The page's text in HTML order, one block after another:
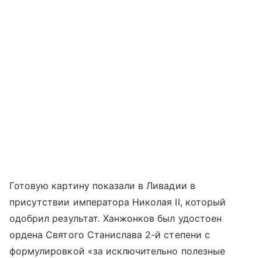
Готовую картину показали в Ливадии в
присутствии императора Николая II, который
одобрил результат. Ханжонков был удостоен
ордена Святого Станислава 2-й степени с
формулировкой «за исключительно полезные